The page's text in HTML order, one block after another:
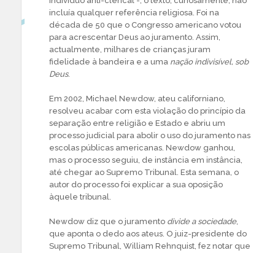
incluía qualquer referência religiosa. Foi na
década de 50 que o Congresso americano votou
para acrescentar Deus ao juramento. Assim,
actualmente, milhares de crianças juram
fidelidade à bandeira e a uma nação indivisível, sob
Deus.
Em 2002, Michael Newdow, ateu californiano,
resolveu acabar com esta violação do princípio da
separação entre religião e Estado e abriu um
processo judicial para abolir o uso do juramento nas
escolas públicas americanas. Newdow ganhou,
mas o processo seguiu, de instância em instância,
até chegar ao Supremo Tribunal. Esta semana, o
autor do processo foi explicar a sua oposição
àquele tribunal.
Newdow diz que o juramento divide a sociedade,
que aponta o dedo aos ateus. O juiz-presidente do
Supremo Tribunal, William Rehnquist, fez notar que